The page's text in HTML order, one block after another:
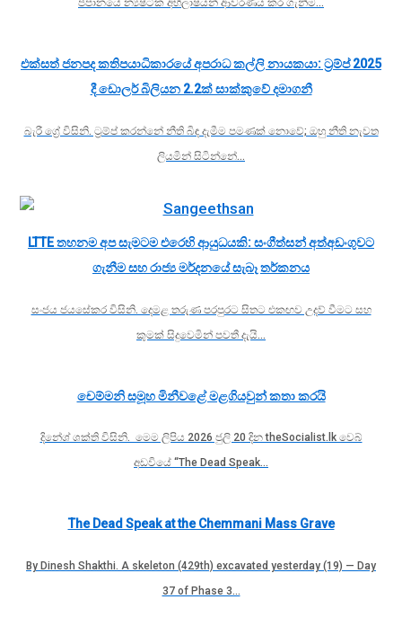
ජපානයේ න්‍යෂ්ටික අභිලාෂයන් ආවරණය කර ගැනීම…
එක්සත් ජනපද කතිපයාධිකාරයේ අපරාධ කල්ලි නායකයා: ට්‍රම්ප් 2025
දී ඩොලර් බිලියන 2.2ක් සාක්කුවේ දමාගනී
බැරී ග්‍රේ විසිනි. ට්‍රම්ප් කරන්නේ නීති බිඳ දැමීම පමණක් නොවේ; ඔහු නීති නැවත
ලියමින් සිටින්නේ…
LTTE තහනම අප සැමටම එරෙහි ආයුධයකි: සංගීත්සන් අත්අඩංගුවට
ගැනීම සහ රාජ්‍ය මර්දනයේ සැබෑ තර්කනය
සංජය ජයසේකර විසිනි. දෙමළ තරුණ පරපුරට සිතට එකඟව උදව් වීමට සහ
කුමක් සිදුවෙමින් පවතී දැයි…
චෙම්මනි සමූහ මිනීවළේ මළගියවුන් කතා කරයි
දිනේශ් ශක්ති විසිනි. මෙම ලිපිය 2026 ජුලි 20 දින theSocialist.lk වෙබ්
අඩවියේ “The Dead Speak…
The Dead Speak at the Chemmani Mass Grave
By Dinesh Shakthi. A skeleton (429th) excavated yesterday (19) — Day
37 of Phase 3…